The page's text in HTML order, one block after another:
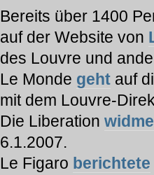
Bereits über 1400
auf der Website von
des Louvre und
Le Monde geht auf
mit dem Louvre-
Die Liberation
6.1.2007.
Le Figaro berichtete